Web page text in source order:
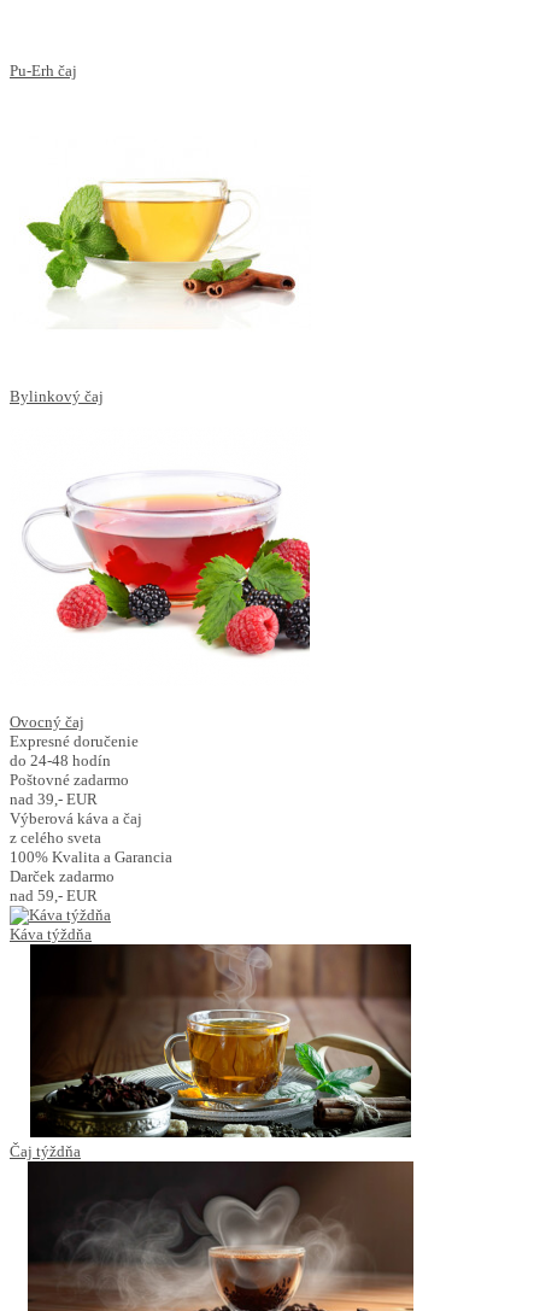
Pu-Erh čaj
Bylinkový čaj
Ovocný čaj
Expresné doručenie
do 24-48 hodín
Poštovné zadarmo
nad 39,- EUR
Výberová káva a čaj
z celého sveta
100% Kvalita a Garancia
Darček zadarmo
nad 59,- EUR
Káva týždňa
Čaj týždňa